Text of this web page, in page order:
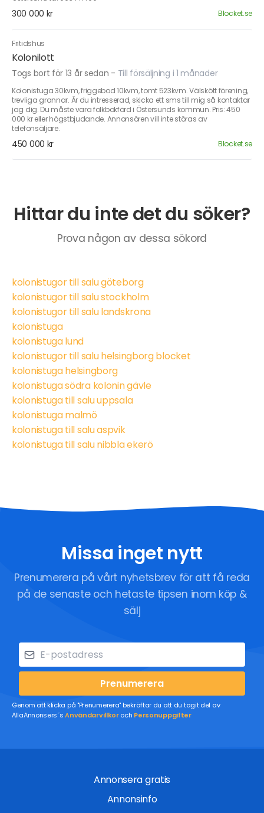
300 000 kr Blocket.se
Fritidshus
Kolonilott
Togs bort för 13 år sedan - Till försäljning i 1 månader
Kolonistuga 30kvm, friggebod 10kvm, tomt 523kvm. Välskött förening,
trevliga grannar. Är du intresserad, skicka ett sms till mig så kontaktar
jag dig. Du måste vara folkbokförd i Östersunds kommun. Pris: 450
000 kr eller högstbjudande. Annonsören vill inte störas av
telefonsäljare.
450 000 kr Blocket.se
Hittar du inte det du söker?
Prova någon av dessa sökord
kolonistugor till salu göteborg
kolonistugor till salu stockholm
kolonistugor till salu landskrona
kolonistuga
kolonistuga lund
kolonistugor till salu helsingborg blocket
kolonistuga helsingborg
kolonistuga södra kolonin gävle
kolonistuga till salu uppsala
kolonistuga malmö
kolonistuga till salu aspvik
kolonistuga till salu nibbla ekerö
Missa inget nytt
Prenumerera på vårt nyhetsbrev för att få reda
på de senaste och hetaste tipsen inom köp &
sälj
Prenumerera
Genom att klicka på "Prenumerera" bekräftar du att du tagit del av
AllaAnnonsers´sAnvändarvillkoroch Personuppgifter
Annonsera gratis
Annonsinfo